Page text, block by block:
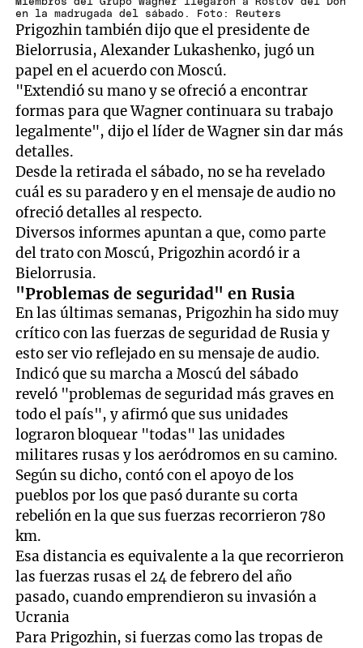
Miembros del Grupo Wagner llegaron a Rostov del Don
en la madrugada del sábado. Foto: Reuters
Prigozhin también dijo que el presidente de
Bielorrusia, Alexander Lukashenko, jugó un
papel en el acuerdo con Moscú.
"Extendió su mano y se ofreció a encontrar
formas para que Wagner continuara su trabajo
legalmente", dijo el líder de Wagner sin dar más
detalles.
Desde la retirada el sábado, no se ha revelado
cuál es su paradero y en el mensaje de audio no
ofreció detalles al respecto.
Diversos informes apuntan a que, como parte
del trato con Moscú, Prigozhin acordó ir a
Bielorrusia.
"Problemas de seguridad" en Rusia
En las últimas semanas, Prigozhin ha sido muy
crítico con las fuerzas de seguridad de Rusia y
esto ser vio reflejado en su mensaje de audio.
Indicó que su marcha a Moscú del sábado
reveló "problemas de seguridad más graves en
todo el país", y afirmó que sus unidades
lograron bloquear "todas" las unidades
militares rusas y los aeródromos en su camino.
Según su dicho, contó con el apoyo de los
pueblos por los que pasó durante su corta
rebelión en la que sus fuerzas recorrieron 780
km.
Esa distancia es equivalente a la que recorrieron
las fuerzas rusas el 24 de febrero del año
pasado, cuando emprendieron su invasión a
Ucrania
Para Prigozhin, si fuerzas como las tropas de